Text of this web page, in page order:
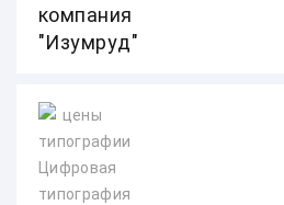
компания
"Изумруд"